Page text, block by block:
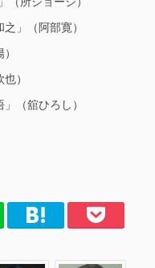
」（阿部寛）
）
（舘ひろし）
Pocket